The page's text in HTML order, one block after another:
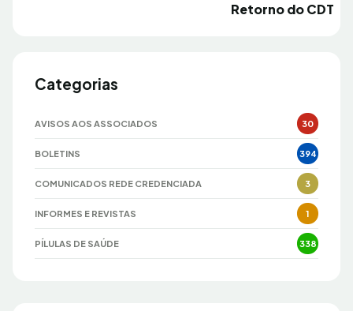
Retorno do CDT
Categorias
AVISOS AOS ASSOCIADOS 30
BOLETINS 394
COMUNICADOS REDE CREDENCIADA 3
INFORMES E REVISTAS 1
PÍLULAS DE SAÚDE 338